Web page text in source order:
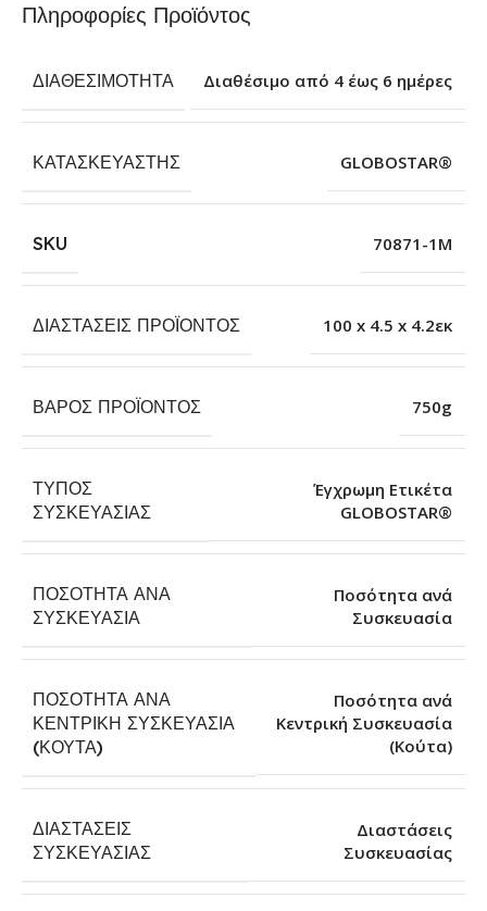
Πληροφορίες Προϊόντος
ΔΙΑΘΕΣΙΜΌΤΗΤΑ Διαθέσιμο από 4 έως 6 ημέρες
ΚΑΤΑΣΚΕΥΑΣΤΉΣ GLOBOSTAR®
SKU 70871-1M
ΔΙΑΣΤΆΣΕΙΣ ΠΡΟΪΌΝΤΟΣ 100 x 4.5 x 4.2εκ
ΒΆΡΟΣ ΠΡΟΪΌΝΤΟΣ 750g
ΤΎΠΟΣ
ΣΥΣΚΕΥΑΣΊΑΣ
Έγχρωμη Ετικέτα
GLOBOSTAR®
ΠΟΣΌΤΗΤΑ ΑΝΆ
ΣΥΣΚΕΥΑΣΊΑ
Ποσότητα ανά
Συσκευασία
ΠΟΣΌΤΗΤΑ ΑΝΆ
ΚΕΝΤΡΙΚΉ ΣΥΣΚΕΥΑΣΊΑ
(ΚΟΎΤΑ)
Ποσότητα ανά
Κεντρική Συσκευασία
(Κούτα)
ΔΙΑΣΤΆΣΕΙΣ
ΣΥΣΚΕΥΑΣΊΑΣ
Διαστάσεις
Συσκευασίας